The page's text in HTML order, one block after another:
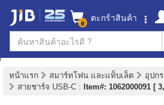
0 ตะกร้าสินค้า
หน้าแรก สมาร์ทโฟน และแท็บเล็ต
อุปก
สายชาร์จ USB-C : Item#: 1062000091 [